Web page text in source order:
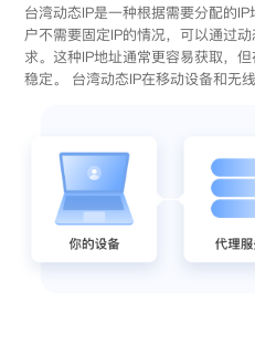
台湾动态IP是一种根据需要分配的
户不需要固定IP的情况，可以通过
求。这种IP地址通常更容易获取，
稳定。 台湾动态IP在移动设备和无